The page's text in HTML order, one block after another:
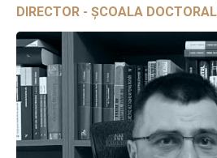
DIRECTOR - ȘCOALA